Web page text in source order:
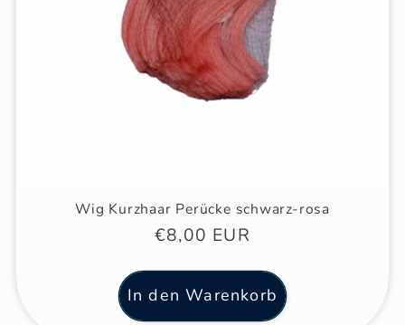
Wig Kurzhaar Perücke schwarz-rosa
Normaler
€8,00 EUR
In den Warenkorb